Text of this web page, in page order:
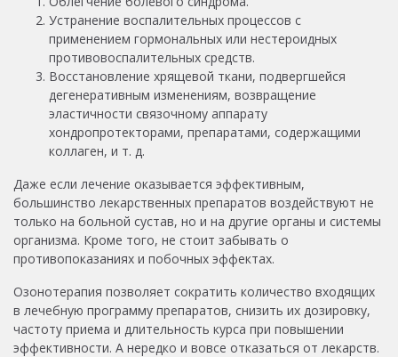
Устранение воспалительных процессов с
применением гормональных или нестероидных
противовоспалительных средств.
Восстановление хрящевой ткани, подвергшейся
дегенеративным изменениям, возвращение
эластичности связочному аппарату
хондропротекторами, препаратами, содержащими
коллаген, и т. д.
Даже если лечение оказывается эффективным,
большинство лекарственных препаратов воздействуют не
только на больной сустав, но и на другие органы и системы
организма. Кроме того, не стоит забывать о
противопоказаниях и побочных эффектах.
Озонотерапия позволяет сократить количество входящих
в лечебную программу препаратов, снизить их дозировку,
частоту приема и длительность курса при повышении
эффективности. А нередко и вовсе отказаться от лекарств.